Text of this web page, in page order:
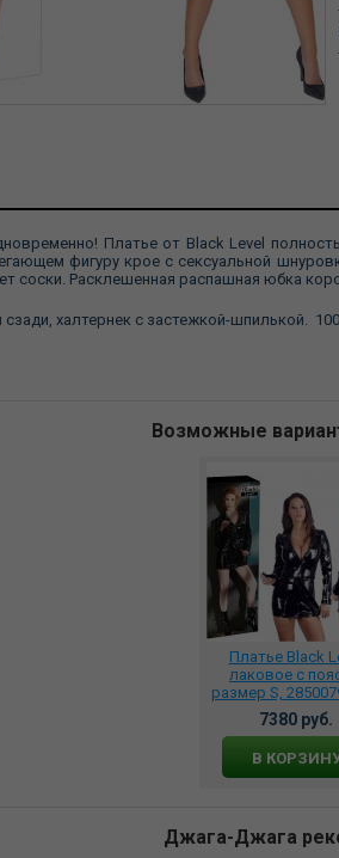
Платье от Black Level
фигуру крое с сексуальной
соски. Расклешенная распашная юбка
халтернек с застежкой-шпилькой.
Возможные
Платье Black
лаковое с
размер S,
28500791021
7380 руб.
В
Джага-Джага